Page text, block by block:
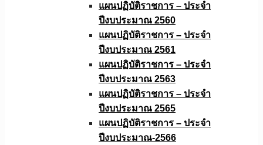
แผนปฏิบัติราชการ – ประจำ
ปีงบประมาณ 2560
แผนปฏิบัติราชการ – ประจำ
ปีงบประมาณ 2561
แผนปฏิบัติราชการ – ประจำ
ปีงบประมาณ 2563
แผนปฏิบัติราชการ – ประจำ
ปีงบประมาณ 2565
แผนปฏิบัติราชการ – ประจำ
ปีงบประมาณ-2566